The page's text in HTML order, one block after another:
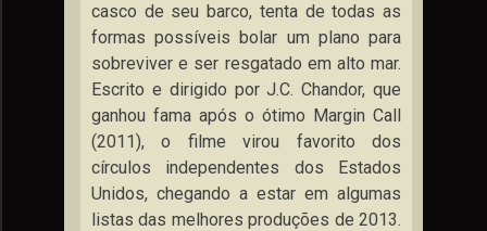
casco de seu barco, tenta de todas as
formas possíveis bolar um plano para
sobreviver e ser resgatado em alto mar.
Escrito e dirigido por J.C. Chandor, que
ganhou fama após o ótimo Margin Call
(2011), o filme virou favorito dos
círculos independentes dos Estados
Unidos, chegando a estar em algumas
listas das melhores produções de 2013.